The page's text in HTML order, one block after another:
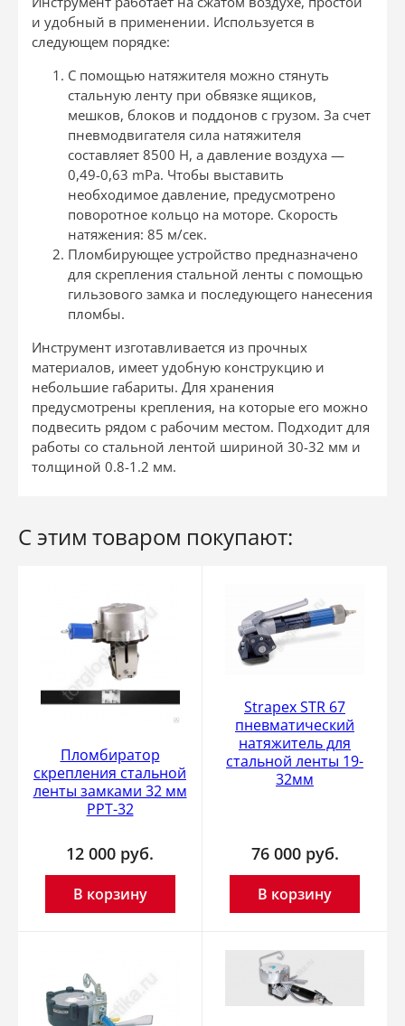
и удобный в применении. Используется в
следующем порядке:
С помощью натяжителя можно стянуть
стальную ленту при обвязке ящиков,
мешков, блоков и поддонов с грузом. За счет
пневмодвигателя сила натяжителя
составляет 8500 Н, а давление воздуха —
0,49-0,63 mPa. Чтобы выставить
необходимое давление, предусмотрено
поворотное кольцо на моторе. Скорость
натяжения: 85 м/сек.
Пломбирующее устройство предназначено
для скрепления стальной ленты с помощью
гильзового замка и последующего нанесения
пломбы.
Инструмент изготавливается из прочных
материалов, имеет удобную конструкцию и
небольшие габариты. Для хранения
предусмотрены крепления, на которые его можно
подвесить рядом с рабочим местом. Подходит для
работы со стальной лентой шириной 30-32 мм и
толщиной 0.8-1.2 мм.
С этим товаром покупают:
Пломбиратор
скрепления стальной
ленты замками 32 мм
PPT-32
12 000 руб.
В корзину
Strapex STR 67
пневматический
натяжитель для
стальной ленты 19-
32мм
76 000 руб.
В корзину